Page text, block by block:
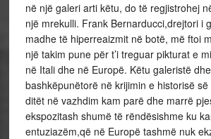
në një galeri arti këtu, do të regjistrohej
një mrekulli. Frank Bernarducci,drejtori i
madhe të hiperreaizmit në botë, më ftoi
një takim pune për t’i treguar pikturat e
në Itali dhe në Europë. Këtu galeristë
bashkëpunëtorë në krijimin e historisë
ditët në vazhdim kam parë dhe marrë
ekspozitash shumë të rëndësishme ku
entuziazëm,që në Europë tashmë nuk